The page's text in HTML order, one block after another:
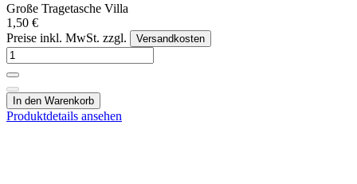
Große Tragetasche Villa
1,50 €
Preise inkl. MwSt. zzgl.
Versandkosten
In den Warenkorb
Produktdetails ansehen